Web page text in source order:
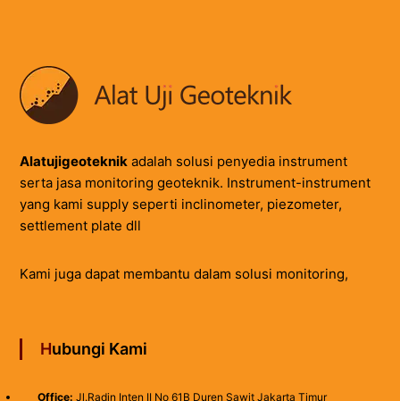
Alatujigeoteknik adalah solusi penyedia instrument
serta jasa monitoring geoteknik. Instrument-instrument
yang kami supply seperti inclinometer, piezometer,
settlement plate dll
Kami juga dapat membantu dalam solusi monitoring,
Hubungi Kami
Office: Jl.Radin Inten II No 61B Duren Sawit Jakarta Timur